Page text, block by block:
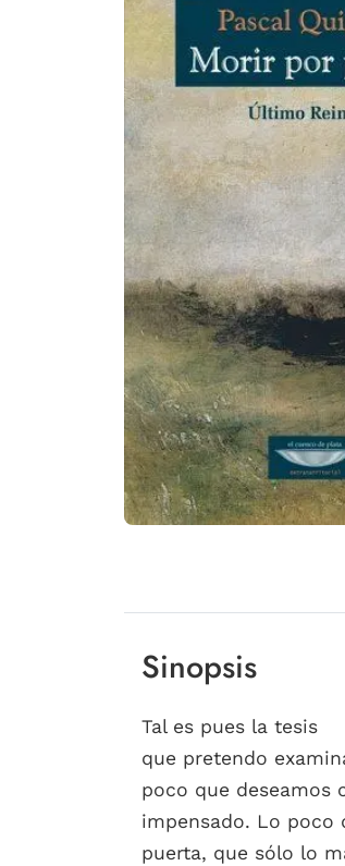
Sinopsis
Tal es pues la tesis
que pretendo
poco que deseamos
impensado. Lo poco
puerta, que sólo lo